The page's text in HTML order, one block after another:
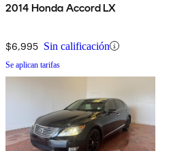
2014 Honda Accord LX
$6,995 Sin calificación
Se aplican tarifas